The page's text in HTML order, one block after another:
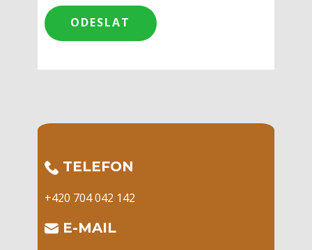
​TELEFON
+420 704 042 142
​E-MAIL